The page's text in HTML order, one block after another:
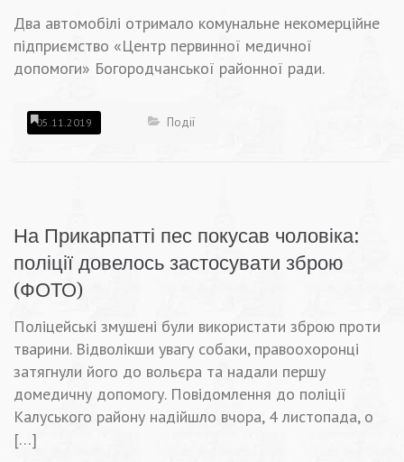
Два автомобілі отримало комунальне некомерційне
підприємство «Центр первинної медичної
допомоги» Богородчанської районної ради.
05.11.2019 Події
На Прикарпатті пес покусав чоловіка:
поліції довелось застосувати зброю
(ФОТО)
Поліцейські змушені були використати зброю проти
тварини. Відволікши увагу собаки, правоохоронці
затягнули його до вольєра та надали першу
домедичну допомогу. Повідомлення до поліції
Калуського району надійшло вчора, 4 листопада, о
[…]